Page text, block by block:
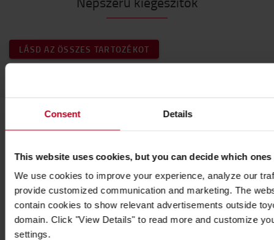
Consent Details
This website uses cookies, but you can decide which ones
We use cookies to improve your experience, analyze our
provide customized communication and marketing. The
contain cookies to show relevant advertisements outside
domain. Click "View Details" to read more and customize
settings.
LÁSD AZ ÖSSZES TARTOZÉKOT